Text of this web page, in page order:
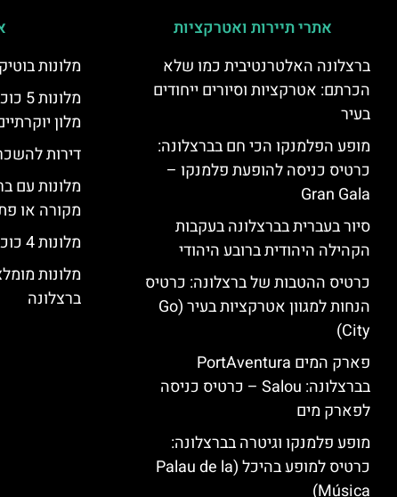
אתרי תיירות ואטרקציות
ברצלונה האלטרנטיבית כמו שלא
הכרתם: אטרקציות וסיורים ייחודים
בעיר
מופע הפלמנקו הכי חם בברצלונה:
כרטיס כניסה להופעת פלמנקו –
Gran Gala
סיור בעברית בברצלונה בעקבות
הקהילה היהודית ברובע היהודי
כרטיס ההטבות של ברצלונה: כרטיס
הנחות למגוון אטרקציות בעיר (Go
City)
פארק המים PortAventura
בברצלונה: Salou – כרטיס כניסה
לפארק מים
מופע פלמנקו וגיטרה בברצלונה:
כרטיס למופע בהיכל (Palau de la
Música)
מלונות
מלון
דירות
מלונות עם
מקורה או
מלונות 4 כוכבים בברצלונה
מלונות
ברצלונה